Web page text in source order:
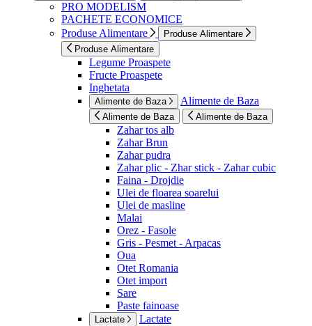
PRO MODELISM
PACHETE ECONOMICE
Produse Alimentare
Produse Alimentare
Produse Alimentare
Legume Proaspete
Fructe Proaspete
Inghetata
Alimente de Baza Alimente de Baza
Alimente de Baza Alimente de Baza
Zahar tos alb
Zahar Brun
Zahar pudra
Zahar plic - Zhar stick - Zahar cubic
Faina - Drojdie
Ulei de floarea soarelui
Ulei de masline
Malai
Orez - Fasole
Gris - Pesmet - Arpacas
Oua
Otet Romania
Otet import
Sare
Paste fainoase
Lactate Lactate